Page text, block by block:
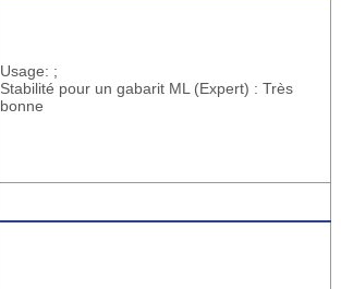
Usage: ;
Stabilité pour un gabarit ML (Expert) : Très
bonne